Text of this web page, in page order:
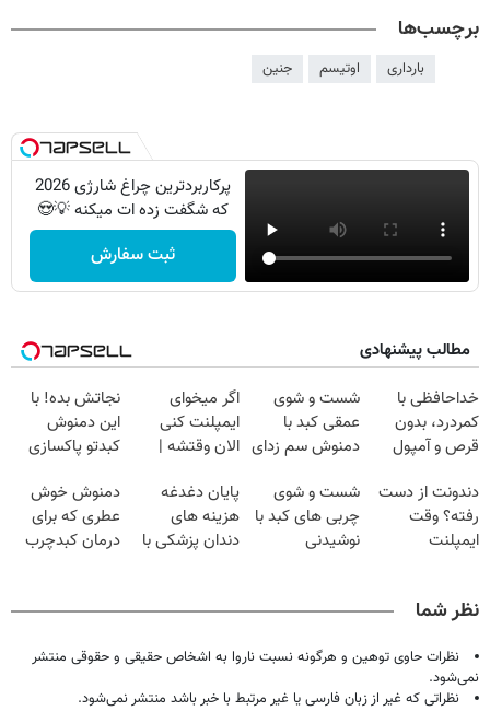
برچسب‌ها
بارداری اوتیسم جنین
پرکاربردترین چراغ شارژی 2026
که شگفت زده ات میکنه 💡😍
ثبت سفارش
مطالب پیشنهادی
خداحافظی با
کمردرد، بدون
قرص و آمپول
شست و شوی
عمقی کبد با
دمنوش سم زدای
اگر میخوای
ایمپلنت کنی
الان وقتشه |
میلیون تومان!!!
نجاتش بده! با
این دمنوش
کبدتو پاکسازی
مرجوعی
دندونت از دست
رفته؟ وقت
ایمپلنت
شست و شوی
چربی های کبد با
نوشیدنی
پایان دغدغه
هزینه های
دندان پزشکی با
دمنوش خوش
عطری که برای
درمان کبدچرب
نظر شما
نظرات حاوی توهین و هرگونه نسبت ناروا به اشخاص حقیقی و حقوقی منتشر
نمی‌شود.
نظراتی که غیر از زبان فارسی یا غیر مرتبط با خبر باشد منتشر نمی‌شود.